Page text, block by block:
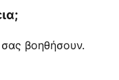
σας βοηθήσουν.